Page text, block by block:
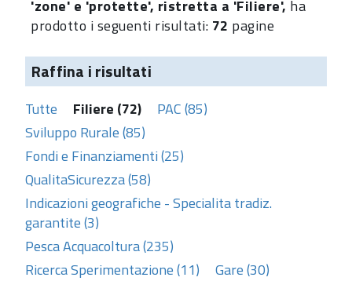
'zone' e 'protette', ristretta a 'Filiere', ha
prodotto i seguenti risultati: 72 pagine
Raffina i risultati
Tutte Filiere (72)
PAC (85)
Sviluppo Rurale (85)
Fondi e Finanziamenti (25)
QualitaSicurezza (58)
Indicazioni geografiche - Specialita tradiz.
garantite (3)
Pesca Acquacoltura (235)
Ricerca Sperimentazione (11)
Gare (30)